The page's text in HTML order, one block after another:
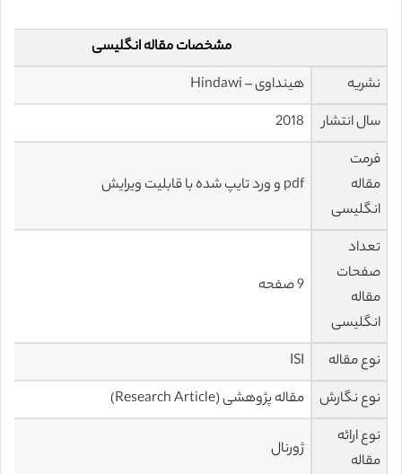
مشخصات مقاله انگلیسی
نشریه
هینداوی – Hindawi
سال انتشار
2018
فرمت
مقاله
انگلیسی
pdf و ورد تایپ شده با قابلیت ویرایش
تعداد
صفحات
مقاله
انگلیسی
9 صفحه
نوع مقاله
ISI
نوع نگارش
مقاله پژوهشی (Research Article)
نوع ارائه
مقاله
ژورنال